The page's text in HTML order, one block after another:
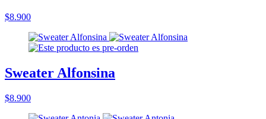
$8.900
Sweater Alfonsina
$8.900